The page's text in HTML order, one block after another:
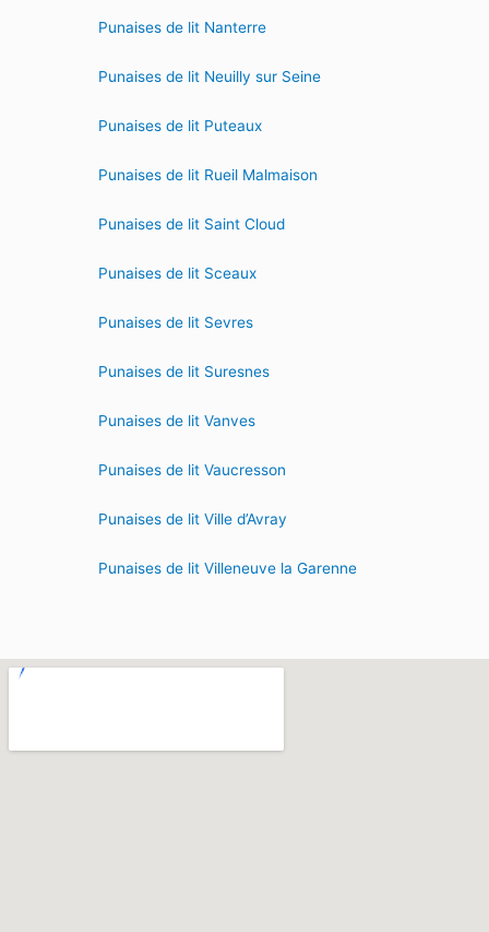
Punaises de lit Nanterre
Punaises de lit Neuilly sur Seine
Punaises de lit Puteaux
Punaises de lit Rueil Malmaison
Punaises de lit Saint Cloud
Punaises de lit Sceaux
Punaises de lit Sevres
Punaises de lit Suresnes
Punaises de lit Vanves
Punaises de lit Vaucresson
Punaises de lit Ville d’Avray
Punaises de lit Villeneuve la Garenne